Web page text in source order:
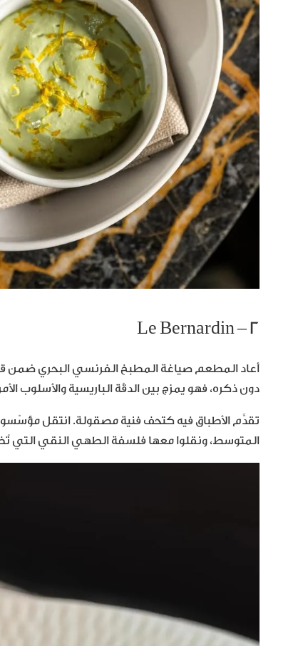
٢ – Le Bernardin
أعاد المطعم صياغة المطبخ الفرنسي البحري ضمن
دون ذكره، فهو يمزج بين الدقّة الباريسية والأسلوب
تقدَّم الأطباق فيه كتحف فنية مصقولة. انتقل
المتوسط، ونقلوا معها فلسفة الطهي النقي